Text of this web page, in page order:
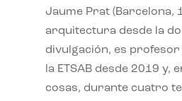
Jaume Prat (Barcelona,
arquitectura desde la
divulgación, es profesor
la ETSAB desde 2019 y,
cosas, durante cuatro